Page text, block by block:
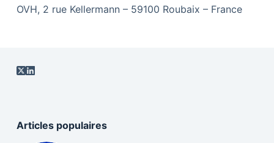
OVH, 2 rue Kellermann – 59100 Roubaix – France
Articles populaires